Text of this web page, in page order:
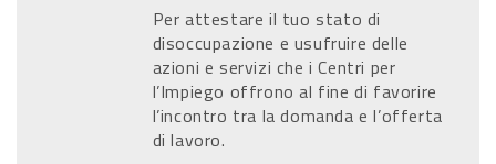
Per attestare il tuo stato di
disoccupazione e usufruire delle
azioni e servizi che i Centri per
l’Impiego offrono al fine di favorire
l’incontro tra la domanda e l’offerta
di lavoro.